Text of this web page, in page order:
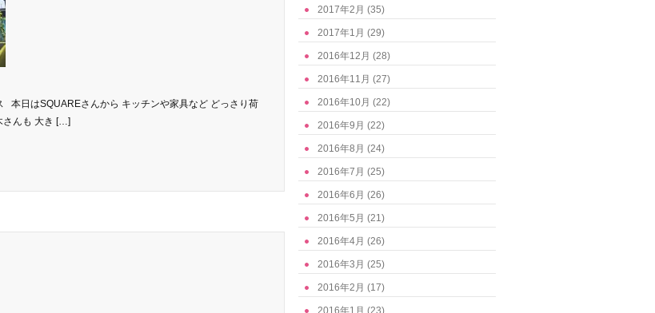
本日はSQUAREさんから キッチンや家具など どっさり荷
さんも 大き […]
2017年2月 (35)
2017年1月 (29)
2016年12月 (28)
2016年11月 (27)
2016年10月 (22)
2016年9月 (22)
2016年8月 (24)
2016年7月 (25)
2016年6月 (26)
2016年5月 (21)
2016年4月 (26)
2016年3月 (25)
2016年2月 (17)
2016年1月 (23)